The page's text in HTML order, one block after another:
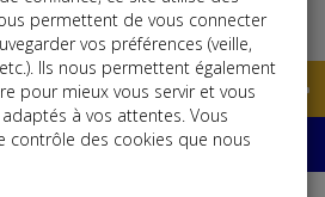
permettent de vous connecter
vos préférences (veille,
Ils nous permettent également
pour mieux vous servir et vous
à vos attentes. Vous
contrôle des cookies que nous